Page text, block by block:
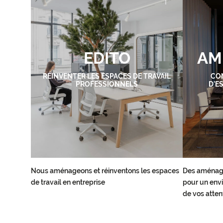
EDITO
RÉINVENTER LES ESPACES DE TRAVAIL
PROFESSIONNELS
Nous aménageons et réinventons les espaces
de travail en entreprise
Des
pour un
de vos